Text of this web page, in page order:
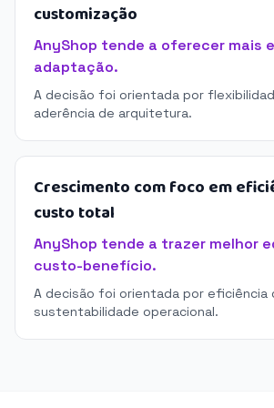
customização
AnyShop tende a oferecer mais
adaptação.
A decisão foi orientada por
aderência de arquitetura.
Crescimento com foco em
custo total
AnyShop tende a trazer melhor
custo-benefício.
A decisão foi orientada por
sustentabilidade operacional.